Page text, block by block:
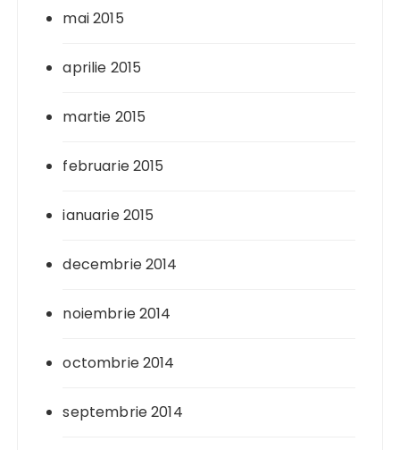
mai 2015
aprilie 2015
martie 2015
februarie 2015
ianuarie 2015
decembrie 2014
noiembrie 2014
octombrie 2014
septembrie 2014